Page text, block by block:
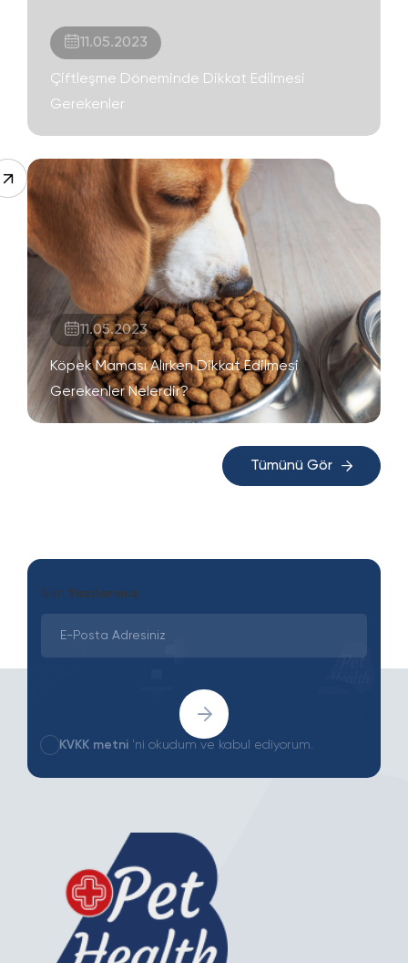
11.05.2023
Çiftleşme Döneminde Dikkat Edilmesi
Gerekenler
11.05.2023
Köpek Maması Alırken Dikkat Edilmesi
Gerekenler Nelerdir?
Tümünü Gör
Son Yazılarımız
KVKK metni 'ni okudum ve kabul ediyorum.